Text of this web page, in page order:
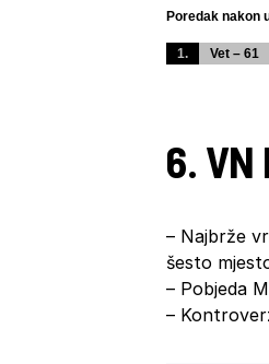
Poredak nakon
1. Vet – 61
6. VN
– Najbrže
šesto
– Pobjeda
–